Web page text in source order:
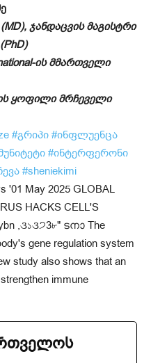
ჯანდაცვის მაგისტრი
ის მმართველი
ყოფილი მრჩეველი
#გრიპი #ინფლუენცა
#ინტერფერონი
#sheniekimi